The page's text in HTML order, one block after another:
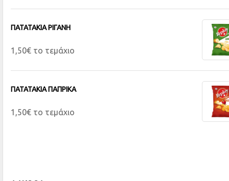
ΠΑΤΑΤΑΚΙΑ ΡΙΓΑΝΗ
1,50€ το τεμάχιο
ΠΑΤΑΤΑΚΙΑ ΠΑΠΡΙΚΑ
1,50€ το τεμάχιο